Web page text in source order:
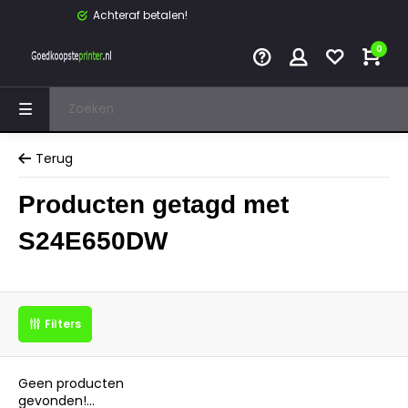
Achteraf betalen!
0
Terug
Producten getagd met
S24E650DW
Filters
Geen producten
gevonden!...